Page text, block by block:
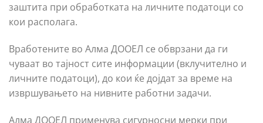
заштита при обработката на личните податоци со
кои располага.
Вработените во Алма ДООЕЛ се обврзани да ги
чуваат во тајност сите информации (вклучително и
личните податоци), до кои ќе дојдат за време на
извршувањето на нивните работни задачи.
Алма ДООЕЛ применува сигурносни мерки при